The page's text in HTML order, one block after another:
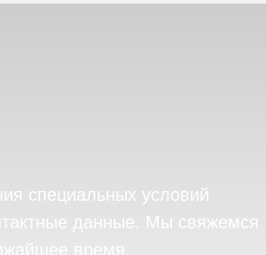
специальных условий
данные. Мы свяжемся
время.